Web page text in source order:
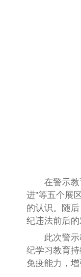
在警示
进”等五个展
的认识。随后
纪违法前后
此次警
纪学习教育
免疫能力，